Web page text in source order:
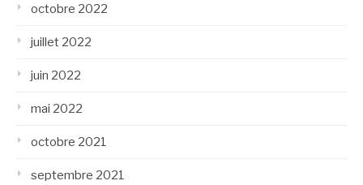
octobre 2022
juillet 2022
juin 2022
mai 2022
octobre 2021
septembre 2021